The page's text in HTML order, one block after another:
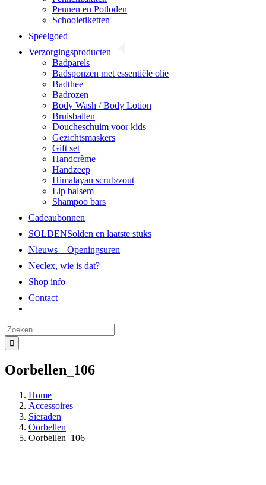
Pennen en Potloden
Schooletiketten
Speelgoed
Verzorgingsproducten
Badparels
Badsponzen met essentiële olie
Badthee
Badrozen
Body Wash / Body Lotion
Bruisballen
Doucheschuim voor kids
Gezichtsmaskers
Gift set
Handcrème
Handzeep
Himalayan scrub/zout
Lip balsem
Shampoo bars
Cadeaubonnen
SOLDENSolden en laatste stuks
Nieuws – Openingsuren
Neclex, wie is dat?
Shop info
Contact
Zoeken
naar:
Oorbellen_106
Home
Accessoires
Sieraden
Oorbellen
Oorbellen_106